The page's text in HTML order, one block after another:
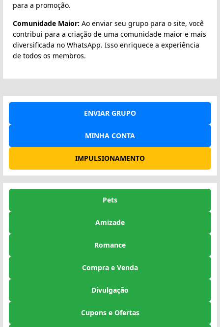
para a promoção.
Comunidade Maior: Ao enviar seu grupo para o site, você
contribui para a criação de uma comunidade maior e mais
diversificada no WhatsApp. Isso enriquece a experiência
de todos os membros.
ENVIAR GRUPO
MINHA CONTA
IMPULSIONAMENTO
Pets
Amizade
Romance
Compra e Venda
Divulgação
Cupons e Ofertas